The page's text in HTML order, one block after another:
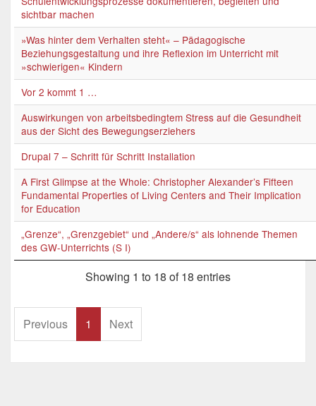
sichtbar machen
»Was hinter dem Verhalten steht« – Pädagogische
Beziehungsgestaltung und ihre Reflexion im Unterricht mit
»schwierigen« Kindern
Vor 2 kommt 1 …
Auswirkungen von arbeitsbedingtem Stress auf die Gesundheit
aus der Sicht des Bewegungserziehers
Drupal 7 – Schritt für Schritt Installation
A First Glimpse at the Whole: Christopher Alexander’s Fifteen
Fundamental Properties of Living Centers and Their Implication
for Education
„Grenze“, „Grenzgebiet“ und „Andere/s“ als lohnende Themen
des GW-Unterrichts (S I)
Showing 1 to 18 of 18 entries
Previous 1 Next